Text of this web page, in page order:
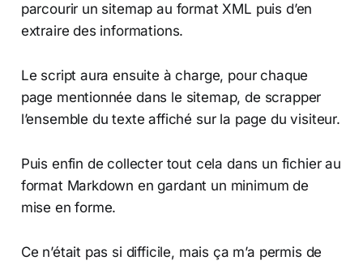
parcourir un sitemap au format XML puis d’en
extraire des informations.
Le script aura ensuite à charge, pour chaque
page mentionnée dans le sitemap, de scrapper
l’ensemble du texte affiché sur la page du visiteur.
Puis enfin de collecter tout cela dans un fichier au
format Markdown en gardant un minimum de
mise en forme.
Ce n’était pas si difficile, mais ça m’a permis de